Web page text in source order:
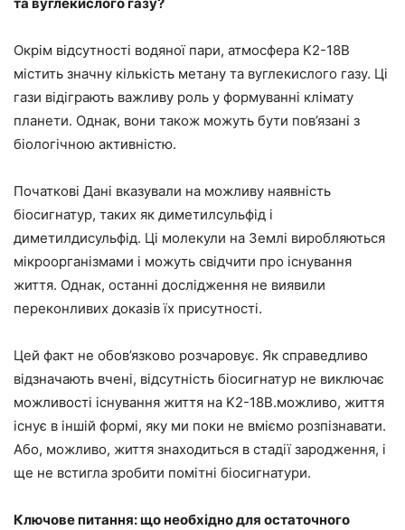
Окрім відсутності водяної пари, атмосфера K2-18B
містить значну кількість метану та вуглекислого газу. Ці
гази відіграють важливу роль у формуванні клімату
планети. Однак, вони також можуть бути пов’язані з
біологічною активністю.
Початкові Дані вказували на можливу наявність
біосигнатур, таких як диметилсульфід і
диметилдисульфід. Ці молекули на Землі виробляються
мікроорганізмами і можуть свідчити про існування
життя. Однак, останні дослідження не виявили
переконливих доказів їх присутності.
Цей факт не обов’язково розчаровує. Як справедливо
відзначають вчені, відсутність біосигнатур не виключає
можливості існування життя на K2-18B.можливо, життя
існує в іншій формі, яку ми поки не вміємо розпізнавати.
Або, можливо, життя знаходиться в стадії зародження, і
ще не встигла зробити помітні біосигнатури.
Ключове питання: що необхідно для остаточного